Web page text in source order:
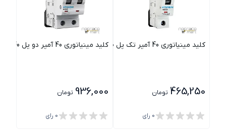
کلید مینیاتوری 40 آمپر تک پل B40 هیوندای
465,250 تومان
0 رای
کلید مینیاتوری 40 آمپر دو پل B40 هیوندای
936,000 تومان
0 رای